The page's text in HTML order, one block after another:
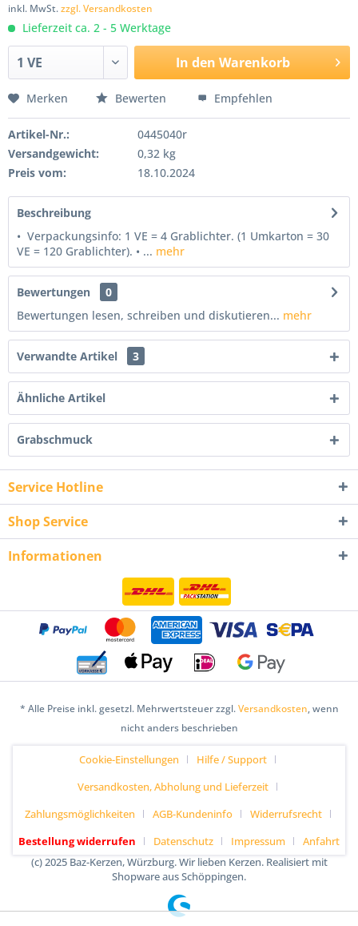
inkl. MwSt.zzgl. Versandkosten
Lieferzeit ca. 2 - 5 Werktage
In den Warenkorb
Merken Bewerten Empfehlen
Artikel-Nr.:
0445040r
Versandgewicht:
0,32 kg
Preis vom:
18.10.2024
Beschreibung
• Verpackungsinfo: 1 VE = 4 Grablichter. (1 Umkarton = 30
VE = 120 Grablichter). • ... mehr
Bewertungen
0
Bewertungen lesen, schreiben und diskutieren... mehr
Verwandte Artikel 3
Ähnliche Artikel
Grabschmuck
Service Hotline
Shop Service
Informationen
* Alle Preise inkl. gesetzl. Mehrwertsteuer zzgl.Versandkosten, wenn
nicht anders beschrieben
Cookie-Einstellungen
Hilfe / Support
Versandkosten, Abholung und Lieferzeit
Zahlungsmöglichkeiten
AGB-Kundeninfo
Widerrufsrecht
Bestellung widerrufen
Datenschutz Impressum
Anfahrt
(c) 2025 Baz-Kerzen, Würzburg. Wir lieben Kerzen. Realisiert mit
Shopware aus Schöppingen.